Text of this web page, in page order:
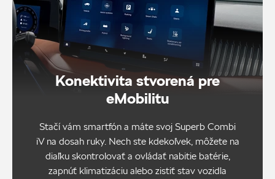
Konektivita stvorená pre
eMobilitu
Stačí vám smartfón a máte svoj Superb Combi
iV na dosah ruky. Nech ste kdekoľvek, môžete na
diaľku skontrolovať a ovládať nabitie batérie,
zapnúť klimatizáciu alebo zistiť stav vozidla